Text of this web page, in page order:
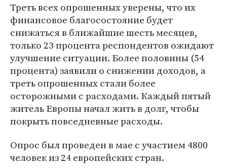
Треть всех опрошенных уверены, что их
финансовое благосостояние будет
снижаться в ближайшие шесть месяцев,
только 23 процента респондентов ожидают
улучшение ситуации. Более половины (54
процента) заявили о снижении доходов, а
треть опрошенных стали более
осторожными с расходами. Каждый пятый
житель Европы начал жить в долг, чтобы
покрыть повседневные расходы.
Опрос был проведен в мае с участием 4800
человек из 24 европейских стран.